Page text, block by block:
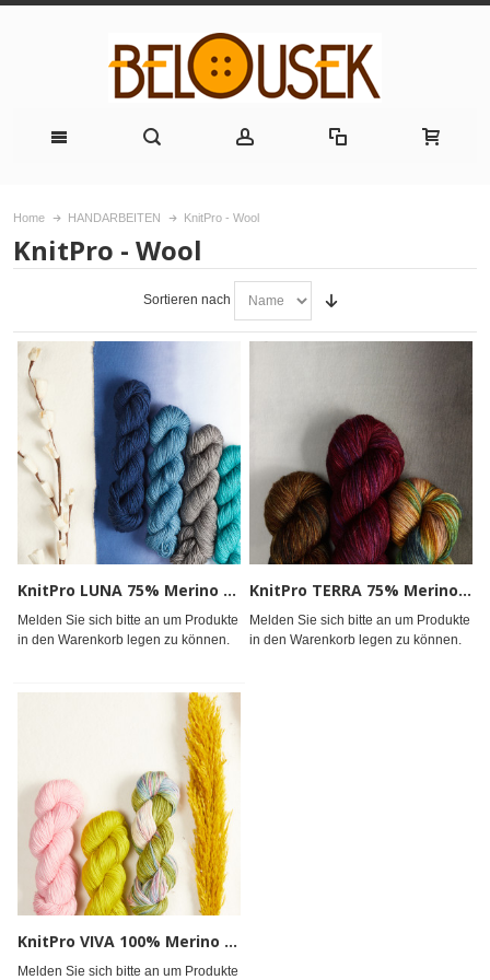
Home HANDARBEITEN KnitPro - Wool
KnitPro - Wool
Sortieren nach
KnitPro LUNA 75% Merino 25% Seide 5x100g
Melden Sie sich bitte an um Produkte
in den Warenkorb legen zu können.
KnitPro TERRA 75% Merino 25% Nylon 5x100g
Melden Sie sich bitte an um Produkte
in den Warenkorb legen zu können.
KnitPro VIVA 100% Merino extrafein 5x100g
Melden Sie sich bitte an um Produkte